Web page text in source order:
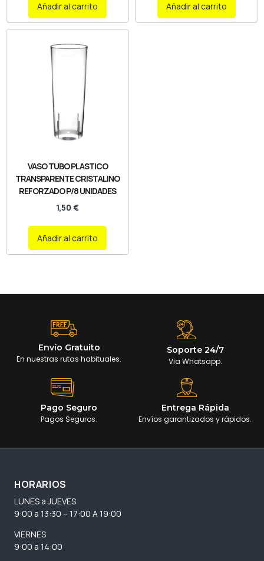
Añadir al carrito Añadir al carrito
VASO TUBO PLASTICO
TRANSPARENTE CRISTALINO
REFORZADO P/8 UNIDADES
1,50 €
Añadir al carrito
Envío Gratuito
En nuestras rutas habituales.
Soporte 24/7
Via Whatsapp.
Pago Seguro
Pagos Seguros.
Entrega Rápida
Envíos garantizados y rápidos.
HORARIOS
LUNES a JUEVES
9:00 a 13:30 – 17:00 A 19:00
VIERNES
9:00 a 14:00